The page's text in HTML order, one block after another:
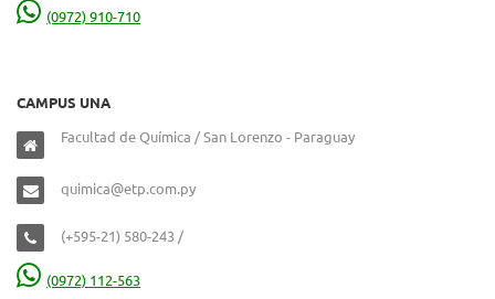
(0972) 910-710
CAMPUS UNA
Facultad de Química / San Lorenzo - Paraguay
quimica@etp.com.py
(+595-21) 580-243 /
(0972) 112-563